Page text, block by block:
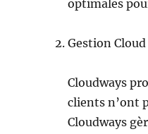
optimales
Gestion Cloud
Cloudways
clients n’ont
Cloudways